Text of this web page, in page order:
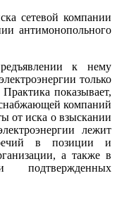
сетевой компании
антимонопольного
к нему
только
показывает,
компаний
от иска о взыскании
лежит
в позиции и
а также в
подтвержденных